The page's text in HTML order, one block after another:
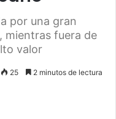
por una gran
mientras fuera de
valor
25 2 minutos de lectura